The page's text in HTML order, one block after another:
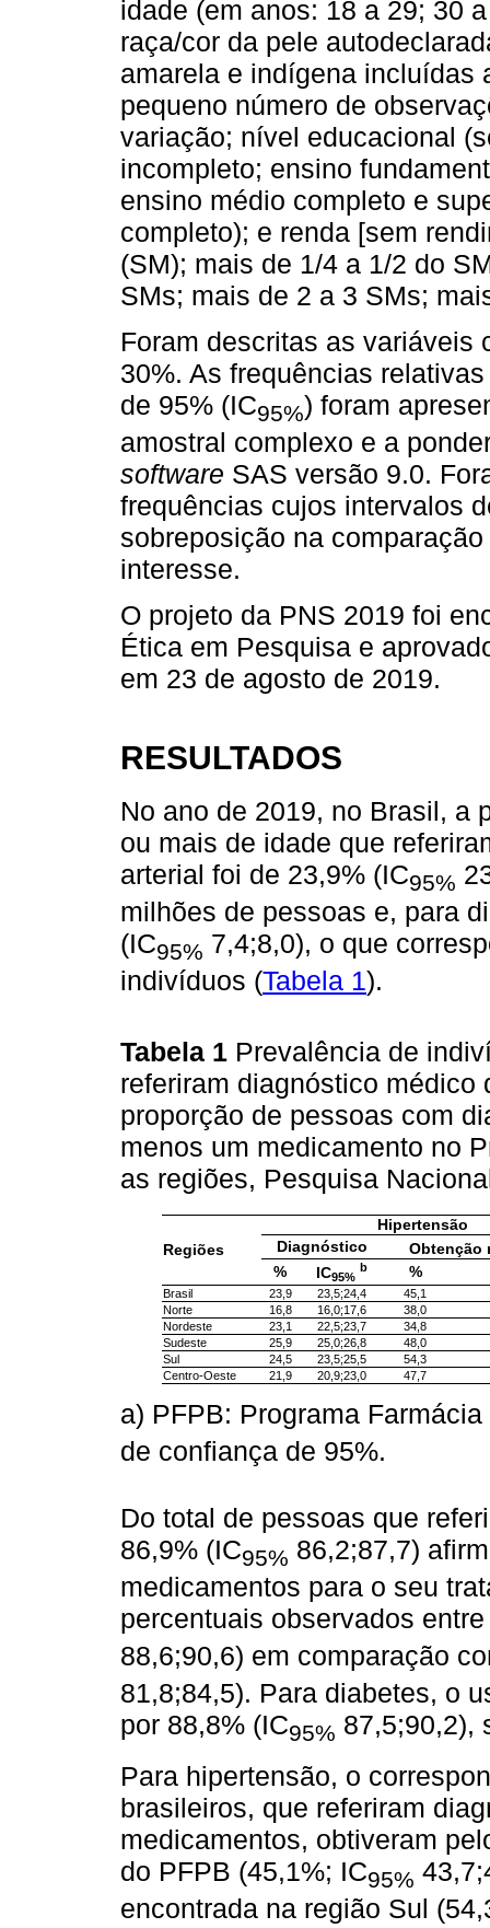
idade (em anos: 18 a 29; 30
raça/cor da pele
amarela e indígena incluídas
pequeno número de
variação; nível educacional
incompleto; ensino
ensino médio completo e
completo); e renda [sem
(SM); mais de 1/4 a 1/2 do
SMs; mais de 2 a 3 SMs;
Foram descritas as variáveis
30%. As frequências
de 95% (IC95%) foram
amostral complexo e a
software SAS versão 9.0.
frequências cujos intervalos
sobreposição na
interesse.
O projeto da PNS 2019 foi
Ética em Pesquisa e
em 23 de agosto de 2019.
RESULTADOS
No ano de 2019, no Brasil, a
ou mais de idade que
arterial foi de 23,9% (IC95%
milhões de pessoas e, para
(IC95% 7,4;8,0), o que
indivíduos (Tabela 1).
Tabela 1 Prevalência de
referiram diagnóstico médico
proporção de pessoas com
menos um medicamento no
as regiões, Pesquisa
Regiões
Hipertensão
Diagnóstico
Obtenção
%
IC95%
b %
Brasil 23,9 23,5;24,4
45,1
Norte
16,8 16,0;17,6
38,0
Nordeste
23,1 22,5;23,7
34,8
Sudeste
25,9 25,0;26,8
48,0
Sul
24,5 23,5;25,5
54,3
Centro-Oeste
21,9 20,9;23,0 47,7
a) PFPB: Programa
de confiança de 95%.
Do total de pessoas que
86,9% (IC95% 86,2;87,7)
medicamentos para o seu
percentuais observados
88,6;90,6) em comparação
81,8;84,5). Para diabetes, o
por 88,8% (IC95% 87,5;90,2),
Para hipertensão, o
brasileiros, que referiram
medicamentos, obtiveram
do PFPB (45,1%; IC95%
encontrada na região Sul